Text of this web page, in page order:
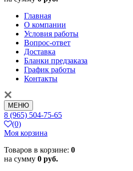
Главная
О компании
Условия работы
Вопрос-ответ
Доставка
Бланки предзаказа
График работы
Контакты
МЕНЮ
8 (965) 504-75-65
(0)
Моя корзина
Товаров в корзине: 0
на сумму 0 руб.